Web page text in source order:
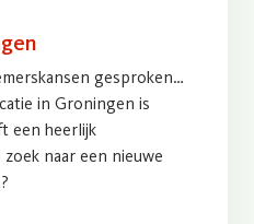
gesproken…
in Groningen is
een heerlijk
naar een nieuwe